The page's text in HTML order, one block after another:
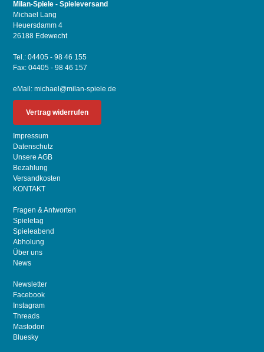
Milan-Spiele - Spieleversand
Michael Lang
Heuersdamm 4
26188 Edewecht
Tel.: 04405 - 98 46 155
Fax: 04405 - 98 46 157
eMail:michael@milan-spiele.de
Vertrag widerrufen
Impressum
Datenschutz
Unsere AGB
Bezahlung
Versandkosten
KONTAKT
Fragen & Antworten
Spieletag
Spieleabend
Abholung
Über uns
News
Newsletter
Facebook
Instagram
Threads
Mastodon
Bluesky